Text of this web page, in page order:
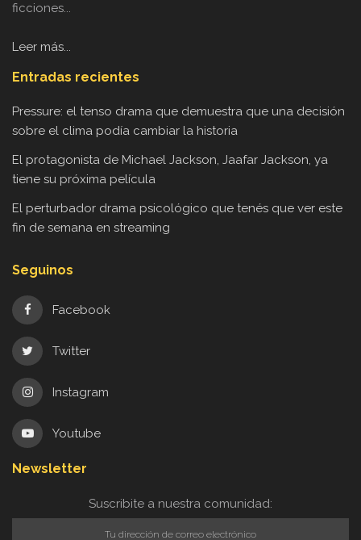
ficciones...
Leer más...
Entradas recientes
Pressure: el tenso drama que demuestra que una decisión
sobre el clima podía cambiar la historia
El protagonista de Michael Jackson, Jaafar Jackson, ya
tiene su próxima película
El perturbador drama psicológico que tenés que ver este
fin de semana en streaming
Seguinos
Facebook
Twitter
Instagram
Youtube
Newsletter
Suscribite a nuestra comunidad: